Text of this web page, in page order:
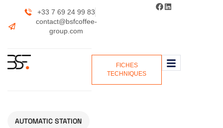
+33 7 69 24 99 83
contact@bsfcoffee-
group.com
FICHES
TECHNIQUES
AUTOMATIC STATION